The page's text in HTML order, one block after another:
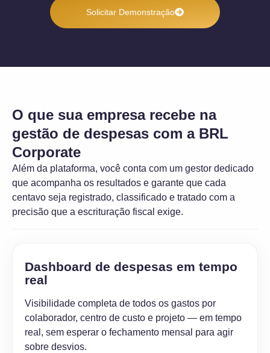
Solicitar Demonstração
O que sua empresa recebe na
gestão de despesas com a BRL
Corporate
Além da plataforma, você conta com um gestor dedicado
que acompanha os resultados e garante que cada
centavo seja registrado, classificado e tratado com a
precisão que a escrituração fiscal exige.
Dashboard de despesas em tempo
real
Visibilidade completa de todos os gastos por
colaborador, centro de custo e projeto — em tempo
real, sem esperar o fechamento mensal para agir
sobre desvios.